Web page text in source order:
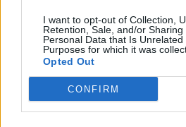
I want to opt-out of Collection,
Retention, Sale, and/or Sharing
Personal Data that Is Unrelated
Purposes for which it was
Opted Out
CONFIRM
Έναν άνθρωπο που επέλεξε
διαφέρει, αλλά κατόρθωσε τη
εκείνη, να την μετουσιώσει σε
όλους εμάς".